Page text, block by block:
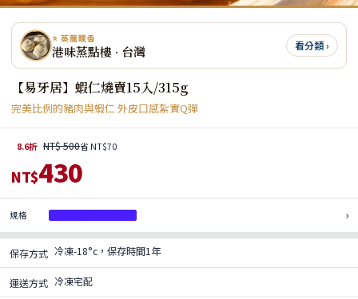
⭐ 蒸籠飄香
港味蒸點樓 · 台灣 看分類 ›
【易牙居】蝦仁燒賣15入/315g
完美比例的豬肉與蝦仁 外皮口感紮實Q彈
8.6折 NT$ 500省 NT$70
NT$430
規格 ›
保存方式 冷凍-18°c，保存時間1年
運送方式 冷凍宅配